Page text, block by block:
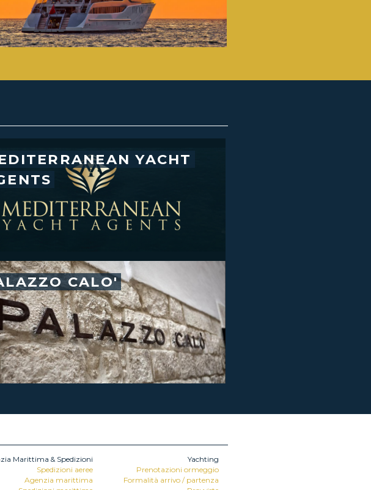
YACHT
CALO'
Marittima & Spedizioni
Spedizioni aeree
Agenzia marittima
Yachting
Prenotazioni ormeggio
Formalità arrivo / partenza